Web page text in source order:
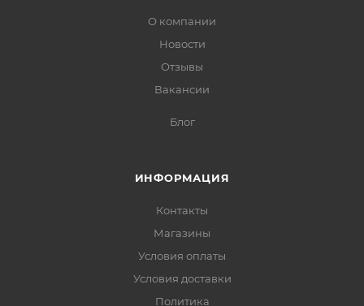
О компании
Новости
Отзывы
Вакансии
Блог
ИНФОРМАЦИЯ
Контакты
Магазины
Условия оплаты
Условия доставки
Политика